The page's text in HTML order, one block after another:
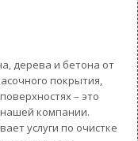
дерева и бетона от
покрытия,
– это
компании.
услуги по очистке